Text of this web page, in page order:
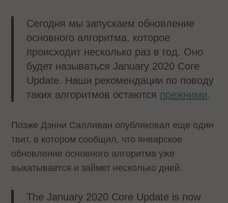
Сегодня мы запускаем обновление
основного алгоритма, которое
происходит несколько раз в год. Оно
будет называться January 2020 Core
Update. Наши рекомендации по поводу
таких алгоритмов остаются прежними.
Позже Дэнни Салливан опубликовал еще один
твит, в котором сообщил, что январское
обновление основного алгоритма уже
выкатывается и займет несколько дней.
The January 2020 Core Update is now